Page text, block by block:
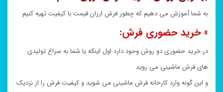
به شما آموزش می دهیم که چطور فرش ارزان قیمت با کیفیت تهیه کنیم
» خرید حضوری فرش:
در خرید حضوری دو روش وجود دارد اول اینکه یا شما به سراغ تولیدی
های فرش ماشینی می روید
و این گونه وارد کارخانه فرش ماشینی می شوید و کیفیت فرش را از نزدیک